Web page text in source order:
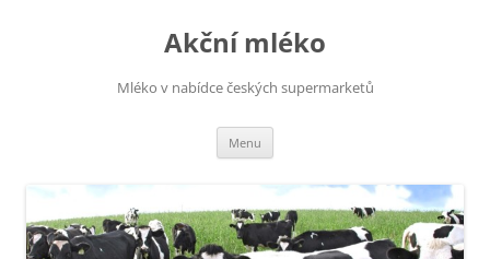
Akční mléko
Mléko v nabídce českých supermarketů
Menu